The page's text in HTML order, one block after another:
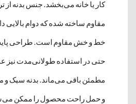
مقاوم ساخته شده که دوام بالایی
خط و خش مقاوم است. طراحی
حتی در استفاده طولانی‌مدت نیز
مطمئن باقی می‌ماند. بدنه سبک و
و حمل راحت محصول را ممکن